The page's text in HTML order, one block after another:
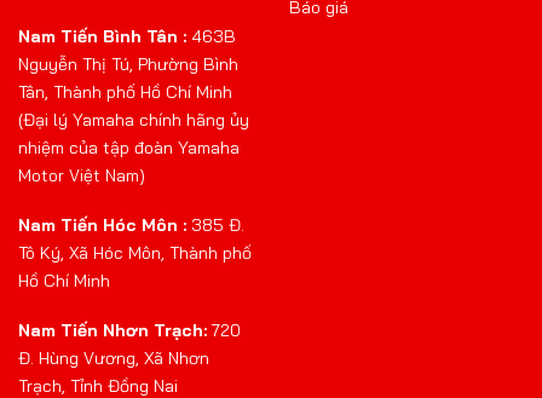
Nam Tiến Bình Tân : 463B
Nguyễn Thị Tú, Phường Bình
Tân, Thành phố Hồ Chí Minh
(Đại lý Yamaha chính hãng ủy
nhiệm của tập đoàn Yamaha
Motor Việt Nam)
Nam Tiến Hóc Môn : 385 Đ.
Tô Ký, Xã Hóc Môn, Thành phố
Hồ Chí Minh
Nam Tiến Nhơn Trạch: 720
Đ. Hùng Vương, Xã Nhơn
Trạch, Tỉnh Đồng Nai
Báo giá